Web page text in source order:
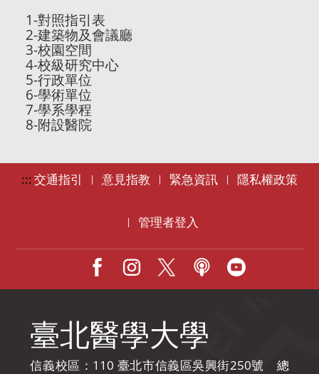
1-對照指引表
2-建築物及會議廳
3-校園空間
4-校級研究中心
5-行政單位
6-學術單位
7-學系學程
8-附設醫院
:::交通指引 | 意見指教 | 緊急資訊 | 隱私權政策
| 管理者登入
Facebook Podcast
臺北醫學大學
信義校區：110 臺北市信義區吳興街250號 總